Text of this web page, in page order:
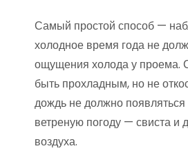
Самый простой способ —
холодное время года не
ощущения холода у проема.
быть прохладным, но не
дождь не должно появляться
ветреную погоду — свиста и
воздуха.